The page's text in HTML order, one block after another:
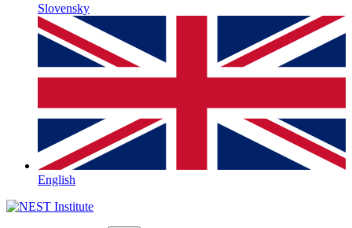
Slovensky
English